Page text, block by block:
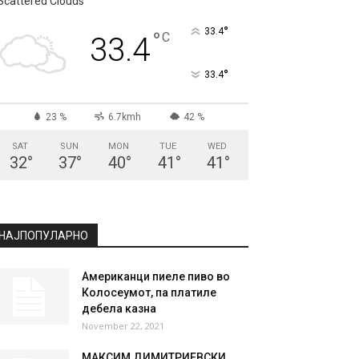
33.4°C 33.4°
33.4°
23 % 6.7kmh 42 %
SAT
32°
SUN
37°
MON
40°
TUE
41 °
WED
41 °
НАЈПОПУЛАРНО
Американци пиеле пиво во
Колосеумот, па платиле
дебела казна
November 22, 2021